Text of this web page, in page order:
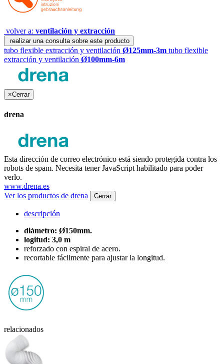
volver a: ventilación y extracción
realizar una consulta sobre este producto
tubo flexible extracción y ventilación Ø125mm-3m tubo flexible
extracción y ventilación Ø100mm-6m
×Cerrar
drena
Esta dirección de correo electrónico está siendo protegida contra los
robots de spam. Necesita tener JavaScript habilitado para poder
verlo.
www.drena.es
Ver los productos de drena
Cerrar
descripción
diámetro: Ø150mm.
logitud: 3,0 m
reforzado con espiral de acero.
recortable fácilmente para ajustar la longitud.
relacionados